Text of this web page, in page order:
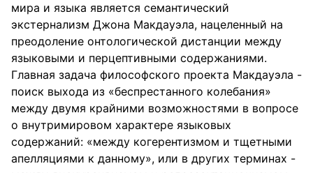
мира и языка является семантический
экстернализм Джона Макдауэла, нацеленный на
преодоление онтологической дистанции между
языковыми и перцептивными содержаниями.
Главная задача философского проекта Макдауэла -
поиск выхода из «беспрестанного колебания»
между двумя крайними возможностями в вопросе
о внутримировом характере языковых
содержаний: «между когерентизмом и тщетными
апелляциями к данному», или в других терминах -